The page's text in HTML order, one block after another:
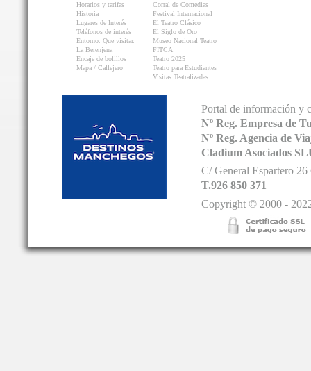
Horarios y tarifas
Historia
Lugares de Interés
Teléfonos de interés
Entorno. Que visitar.
La Berenjena
Encaje de bolillos
Mapa / Callejero
Corral de Comedias
Festival Internacional
El Teatro Clásico
El Siglo de Oro
Museo Nacional Teatro
FITCA
Teatro 2025
Teatro para Estudiantes
Visitas Teatralizadas
Portal de información y
Nº Reg. Empresa de
Nº Reg. Agencia de
Cladium Asociados
C/ General Espartero
T.926 850 371
Copyright © 2000 -